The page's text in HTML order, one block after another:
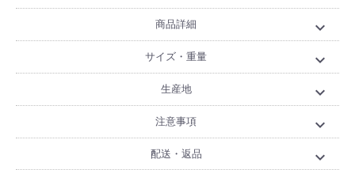
商品詳細 expand_more
サイズ・重量 expand_more
生産地 expand_more
注意事項 expand_more
配送・返品 expand_more